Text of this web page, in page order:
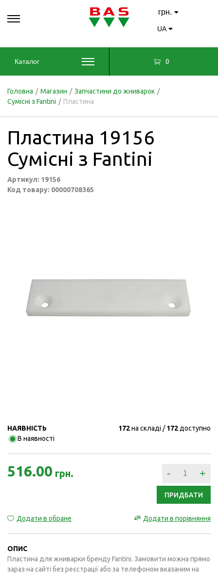
грн.
UA
Каталог 0
Головна / Магазин / Запчастини до жниварок /
Сумісні з Fantini / Пластина
Пластина 19156
Сумісні з Fantini
Артикул: 19156
Код товару: 00000708365
НАЯВНІСТЬ
В наявності
172на складі 172 доступно
516.00 грн. - +
ПРИДБАТИ
Додати в обране Додати в порівняння
ОПИС
Пластина для жниварки бренду Fantini. Замовити можна прямо
зараз на сайті без реєстрації або за телефоном вказаним на